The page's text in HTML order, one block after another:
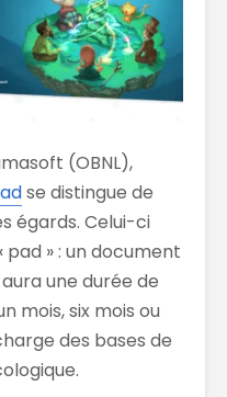
(OBNL),
se distingue de
égards. Celui-ci
pad » : un document
une durée de
mois, six mois ou
des bases de